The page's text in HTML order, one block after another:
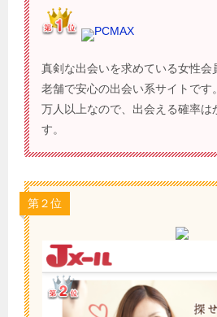
PCMAX
真剣な出会いを求めている女性会
老舗で安心の出会い系サイトです
万人以上なので、出会える確率は
す。
第２位